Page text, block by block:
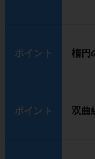
ポイント 楕円
ポイント 双曲